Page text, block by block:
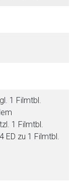
1 Filmtbl.
1 Filmtbl.
ED zu 1 Filmtbl.
externe Web-
Seite ist deren
ggf. andere